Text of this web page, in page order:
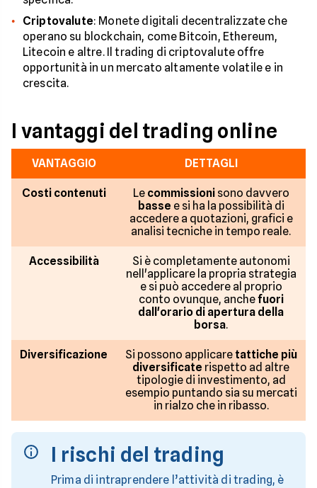
Criptovalute: Monete digitali decentralizzate che
operano su blockchain, come Bitcoin, Ethereum,
Litecoin e altre. Il trading di criptovalute offre
opportunità in un mercato altamente volatile e in
crescita.
I vantaggi del trading online
VANTAGGIO DETTAGLI
Costi contenuti Le commissionisono davvero
basse e si ha la possibilità di
accedere a quotazioni, grafici e
analisi tecniche in tempo reale.
Accessibilità
Si è completamente autonomi
nell'applicare la propria strategia
e si può accedere al proprio
conto ovunque, anchefuori
dall'orario di apertura della
borsa.
Diversificazione Si possono applicare tattiche più
diversificate rispetto ad altre
tipologie di investimento, ad
esempio puntando sia su mercati
in rialzo che in ribasso.
I rischi del trading
Prima di intraprendere l’attività di trading, è